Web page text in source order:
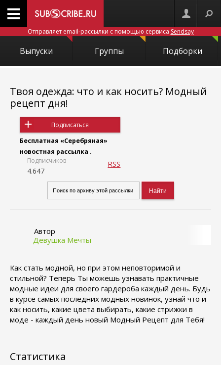
Отправляет email-рассылки с помощью сервиса Sendsay
Выпуски Группы Подборки
Твоя одежда: что и как носить? Модный
рецепт дня!
Подписаться
Бесплатная «Серебряная»
новостная рассылка .
Подписчиков
4.647
RSS
Автор
Девушка Мечты
Как стать модной, но при этом неповторимой и
стильной? Теперь Ты можешь узнавать практичные
модные идеи для своего гардероба каждый день. Будь
в курсе самых последних модных новинок, узнай что и
как носить, какие цвета выбирать, какие стрижки в
моде - каждый день новый Модный Рецепт для Тебя!
Статистика